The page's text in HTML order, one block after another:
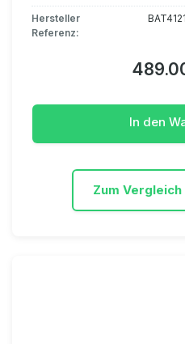
Hersteller
Referenz:
In den
Zum